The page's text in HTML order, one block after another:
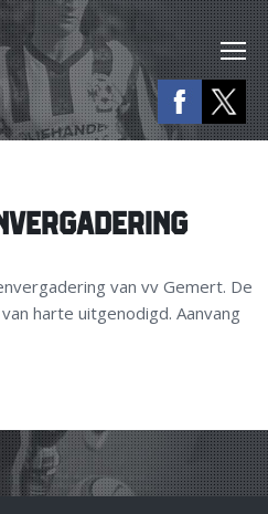
van vv Gemert. De
harte uitgenodigd. Aanvang